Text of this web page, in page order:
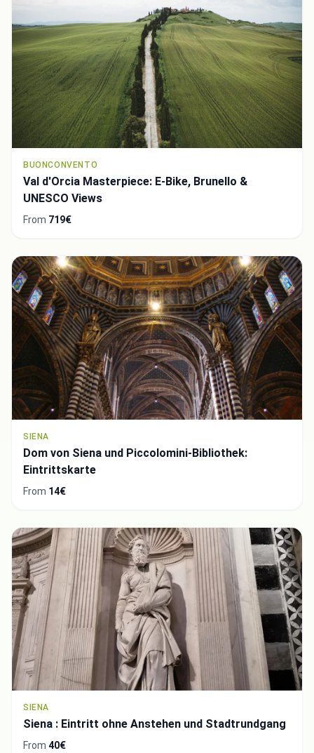
BUONCONVENTO
Val d'Orcia Masterpiece: E-Bike, Brunello &
UNESCO Views
From 719€
SIENA
Dom von Siena und Piccolomini-Bibliothek:
Eintrittskarte
From 14€
SIENA
Siena : Eintritt ohne Anstehen und Stadtrundgang
From 40€
Integrate video